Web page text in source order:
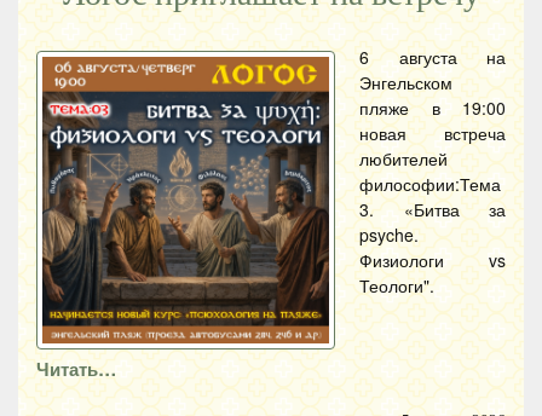
6 августа на
Энгельском
пляже в 19:00
новая встреча
любителей
философии:Тема
3. «Битва за
psyche.
Физиологи vs
Теологи".
Читать…